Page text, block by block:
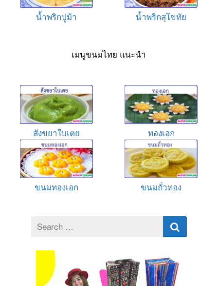
น้ำพริกปูม้า น้ำพริกสุโขทัย
เมนูขนมไทย แนะนำ
สังขยาใบเตย ทองเอก
ขนมทองเอก ขนมถั่วทอง
Search
for